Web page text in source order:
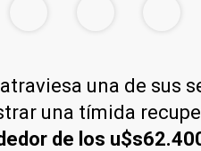
atraviesa una de sus
una tímida
de los